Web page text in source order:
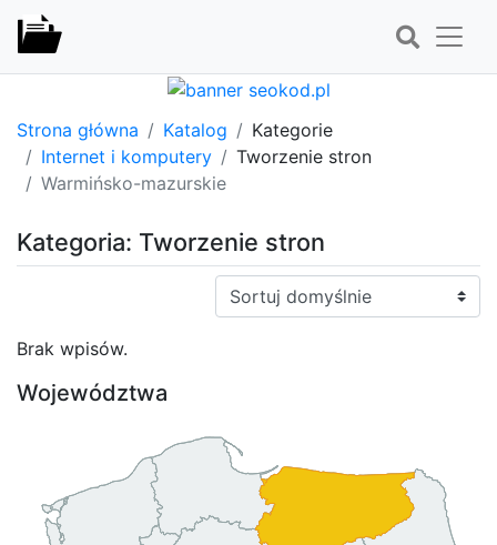
Strona główna Katalog
Kategorie
Internet i komputery
Tworzenie stron
Warmińsko-mazurskie
Kategoria: Tworzenie stron
Sortuj:
Brak wpisów.
Województwa